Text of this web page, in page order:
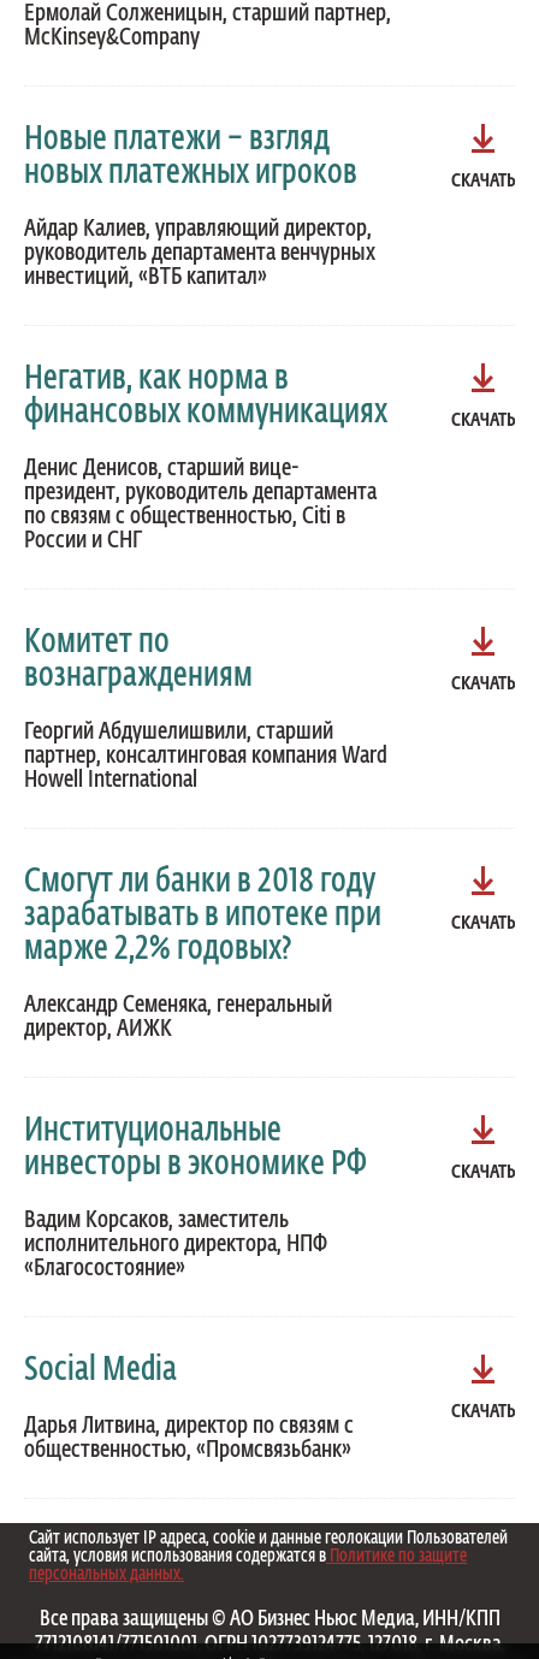
Ермолай Солженицын, старший партнер,
McKinsey&Company
Новые платежи – взгляд
новых платежных игроков
Айдар Калиев, управляющий директор,
руководитель департамента венчурных
инвестиций, «ВТБ капитал»
СКАЧАТЬ
Негатив, как норма в
финансовых коммуникациях
Денис Денисов, старший вице-
президент, руководитель департамента
по связям с общественностью, Citi в
России и СНГ
СКАЧАТЬ
Комитет по
вознаграждениям
Георгий Абдушелишвили, старший
партнер, консалтинговая компания Ward
Howell International
СКАЧАТЬ
Смогут ли банки в 2018 году
зарабатывать в ипотеке при
марже 2,2% годовых?
Александр Семеняка, генеральный
директор, АИЖК
СКАЧАТЬ
Институциональные
инвесторы в экономике РФ
Вадим Корсаков, заместитель
исполнительного директора, НПФ
«Благосостояние»
СКАЧАТЬ
Social Media
Дарья Литвина, директор по связям с
общественностью, «Промсвязьбанк»
СКАЧАТЬ
Сайт использует IP адреса, cookie и данные геолокации Пользователей
сайта, условия использования содержатся в Политике по защите
персональных данных.
Все права защищены © АО Бизнес Ньюс Медиа, ИНН/КПП
7712108141/771501001, ОГРН 1027739124775, 127018, г. Москва,